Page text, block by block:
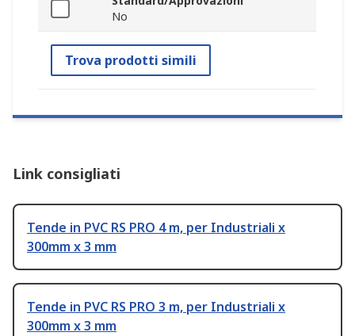
No
Trova prodotti simili
Link consigliati
Tende in PVC RS PRO 4 m, per Industriali x
300mm x 3 mm
Tende in PVC RS PRO 3 m, per Industriali x
300mm x 3 mm